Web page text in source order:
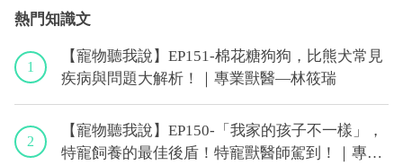
熱門知識文
1
【寵物聽我說】EP151-棉花糖狗狗，比熊犬常見
疾病與問題大解析！｜專業獸醫—林筱瑞
2
【寵物聽我說】EP150-「我家的孩子不一樣」，
特寵飼養的最佳後盾！特寵獸醫師駕到！｜專業